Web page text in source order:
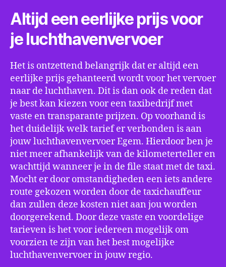
Altijd een eerlijke prijs voor
je luchthavenvervoer
Het is ontzettend belangrijk dat er altijd een
eerlijke prijs gehanteerd wordt voor het vervoer
naar de luchthaven. Dit is dan ook de reden dat
je best kan kiezen voor een taxibedrijf met
vaste en transparante prijzen. Op voorhand is
het duidelijk welk tarief er verbonden is aan
jouw luchthavenvervoer Egem. Hierdoor ben je
niet meer afhankelijk van de kilometerteller en
wachttijd wanneer je in de file staat met de taxi.
Mocht er door omstandigheden een iets andere
route gekozen worden door de taxichauffeur
dan zullen deze kosten niet aan jou worden
doorgerekend. Door deze vaste en voordelige
tarieven is het voor iedereen mogelijk om
voorzien te zijn van het best mogelijke
luchthavenvervoer in jouw regio.